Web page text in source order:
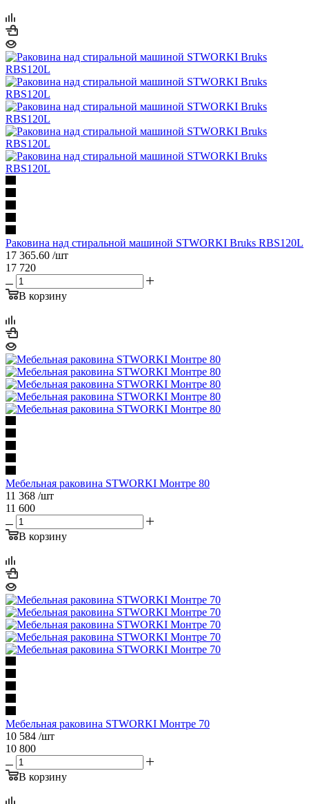
Раковина над стиральной машиной STWORKI Bruks RBS120L
17 365.60 /шт
17 720
В корзину
Мебельная раковина STWORKI Монтре 80
11 368 /шт
11 600
В корзину
Мебельная раковина STWORKI Монтре 70
10 584 /шт
10 800
В корзину